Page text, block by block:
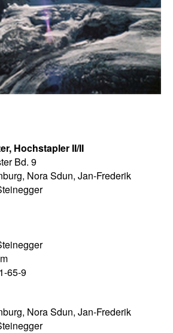
Nora Sdun, Jan-Frederik
Hochstapler II/II
Bd. 9
Nora Sdun, Jan-Frederik
65-9